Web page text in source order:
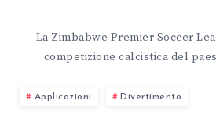
La Zimbabwe Premier Soccer
competizione calcistica del
Applicazioni Divertimento